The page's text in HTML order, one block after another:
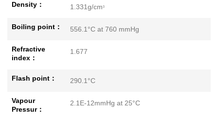
Density： 1.331g/cm3
Boiling point： 556.1°C at 760 mmHg
Refractive
index：
1.677
Flash point： 290.1°C
Vapour
Pressur：
2.1E-12mmHg at 25°C